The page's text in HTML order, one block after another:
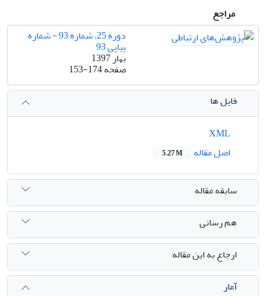
مراجع
دوره 25، شماره 93 - شماره
پیاپی 93
بهار 1397
صفحه153-174
فایل ها
اصل مقاله
5.27 M
سابقه مقاله
هم رسانی
ارجاع به این مقاله
آمار